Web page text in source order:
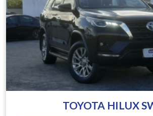
TOYOTA HILUX